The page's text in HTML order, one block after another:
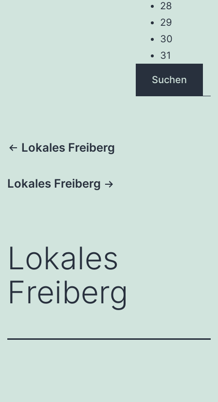
28
29
30
31
Suchen
Beitragsnavigation
Lokales Freiberg
Lokales Freiberg
Lokales
Freiberg